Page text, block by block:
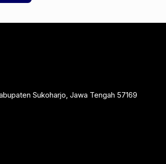
Sukoharjo, Jawa Tengah 57169